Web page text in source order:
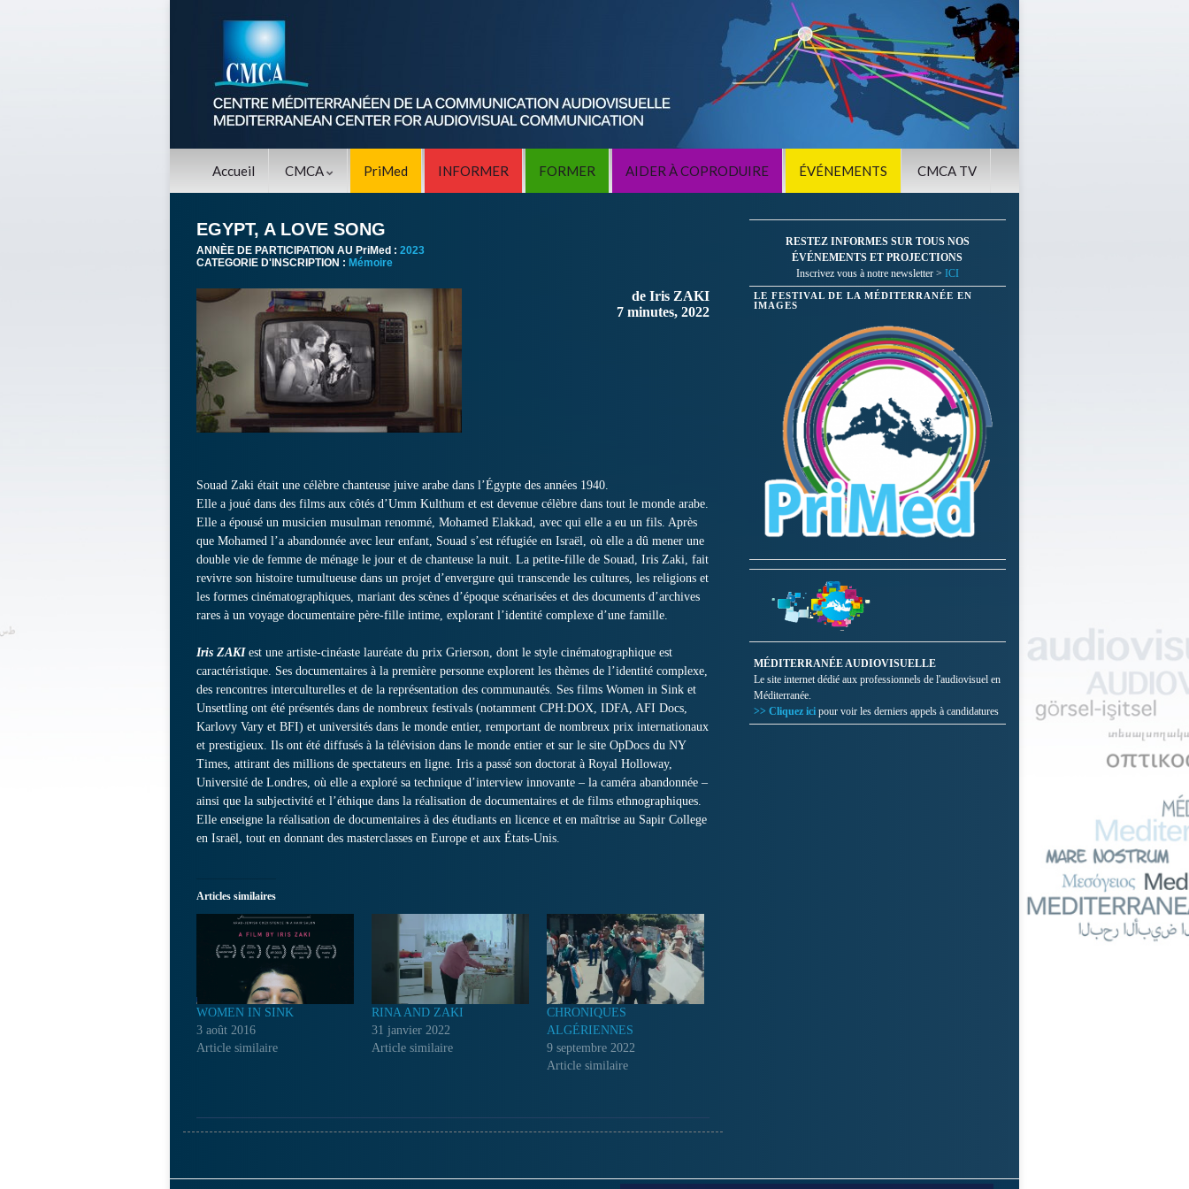
Accueil CMCA PriMed INFORMER FORMER AIDER À COPRODUIRE ÉVÉNEMENTS CMCA TV
EGYPT, A LOVE SONG
ANNÈE DE PARTICIPATION AU PriMed : 2023
CATEGORIE D'INSCRIPTION : Mémoire
de Iris ZAKI
7 minutes, 2022
Souad Zaki était une célèbre chanteuse juive arabe dans l’Égypte des années 1940.
Elle a joué dans des films aux côtés d’Umm Kulthum et est devenue célèbre dans tout le monde arabe.
Elle a épousé un musicien musulman renommé, Mohamed Elakkad, avec qui elle a eu un fils. Après
que Mohamed l’a abandonnée avec leur enfant, Souad s’est réfugiée en Israël, où elle a dû mener une
double vie de femme de ménage le jour et de chanteuse la nuit. La petite-fille de Souad, Iris Zaki, fait
revivre son histoire tumultueuse dans un projet d’envergure qui transcende les cultures, les religions et
les formes cinématographiques, mariant des scènes d’époque scénarisées et des documents d’archives
rares à un voyage documentaire père-fille intime, explorant l’identité complexe d’une famille.
Iris ZAKIest une artiste-cinéaste lauréate du prix Grierson, dont le style cinématographique est
caractéristique. Ses documentaires à la première personne explorent les thèmes de l’identité complexe,
des rencontres interculturelles et de la représentation des communautés. Ses films Women in Sink et
Unsettling ont été présentés dans de nombreux festivals (notamment CPH:DOX, IDFA, AFI Docs,
Karlovy Vary et BFI) et universités dans le monde entier, remportant de nombreux prix internationaux
et prestigieux. Ils ont été diffusés à la télévision dans le monde entier et sur le site OpDocs du NY
Times, attirant des millions de spectateurs en ligne. Iris a passé son doctorat à Royal Holloway,
Université de Londres, où elle a exploré sa technique d’interview innovante – la caméra abandonnée –
ainsi que la subjectivité et l’éthique dans la réalisation de documentaires et de films ethnographiques.
Elle enseigne la réalisation de documentaires à des étudiants en licence et en maîtrise au Sapir College
en Israël, tout en donnant des masterclasses en Europe et aux États-Unis.
Articles similaires
WOMEN IN SINK
3 août 2016
Article similaire
RINA AND ZAKI
31 janvier 2022
Article similaire
CHRONIQUES
ALGÉRIENNES
9 septembre 2022
Article similaire
RESTEZ INFORMES SUR TOUS NOS
ÉVÉNEMENTS ET PROJECTIONS
Inscrivez vous à notre newsletter > ICI
LE FESTIVAL DE LA MÉDITERRANÉE EN
IMAGES
MÉDITERRANÉE AUDIOVISUELLE
Le site internet dédié aux professionnels de l'audiovisuel en
Méditerranée.
>> Cliquez ici pour voir les derniers appels à candidatures